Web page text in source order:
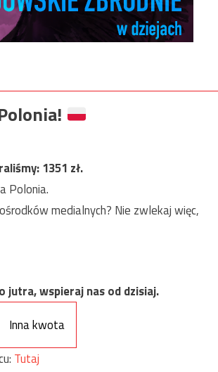
1351 zł.
Polonia.
medialnych? Nie zwlekaj więc,
jutra, wspieraj nas od dzisiaj.
Inna kwota
Tutaj